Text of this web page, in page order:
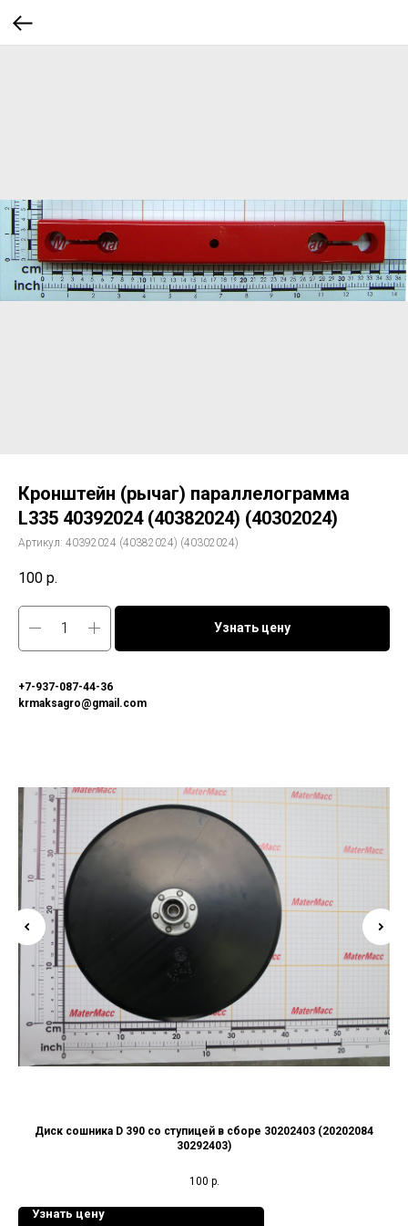
Кронштейн (рычаг) параллелограмма
L335 40392024 (40382024) (40302024)
Артикул: 40392024 (40382024) (40302024)
100 р.
Узнать цену
+7-937-087-44-36
krmaksagro@gmail.com
Диск сошника D 390 со ступицей в сборе 30202403 (20202084
30292403)
100 р.
Узнать цену